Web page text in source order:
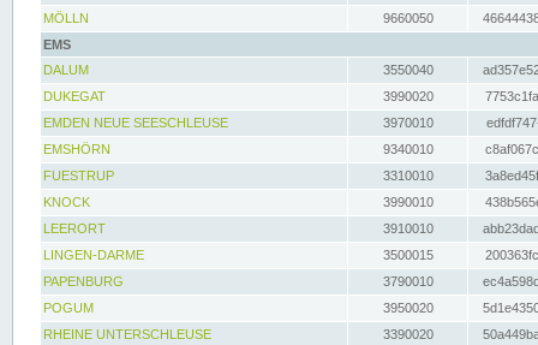
MÖLLN
9660050
EMS
DALUM
3550040
DUKEGAT
3990020
EMDEN NEUE SEESCHLEUSE
3970010
EMSHÖRN
9340010
FUESTRUP
3310010
KNOCK
3990010
LEERORT
3910010
LINGEN-DARME
3500015
PAPENBURG
3790010
POGUM
3950020
RHEINE UNTERSCHLEUSE
3390020